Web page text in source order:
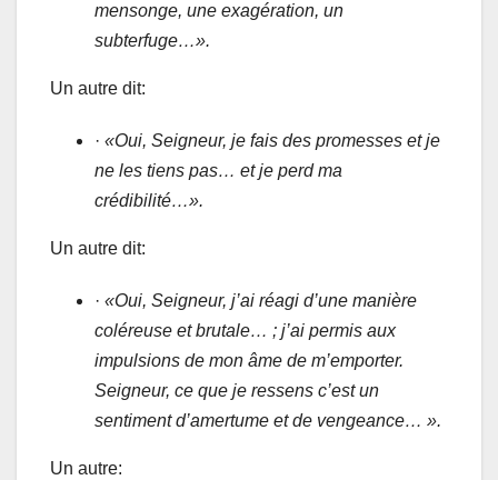
mensonge, une exagération, un
subterfuge…».
Un autre dit:
· «Oui, Seigneur, je fais des promesses et je
ne les tiens pas… et je perd ma
crédibilité…».
Un autre dit:
· «Oui, Seigneur, j’ai réagi d’une manière
coléreuse et brutale… ; j’ai permis aux
impulsions de mon âme de m’emporter.
Seigneur, ce que je ressens c’est un
sentiment d’amertume et de vengeance… ».
Un autre: